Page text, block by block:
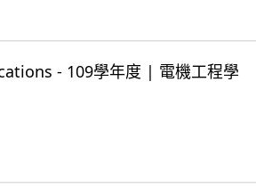
- 109學年度 | 電機工程學